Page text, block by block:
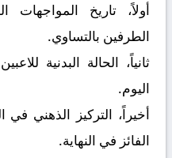
أولاً، تاريخ
الطرفين بالتساوي.
ثانياً، الحالة البدنية
اليوم.
أخيراً، التركيز الذهني في
الفائز في النهاية.